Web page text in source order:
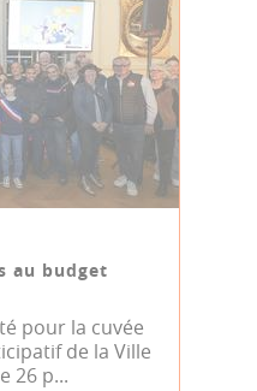
au budget
pour la cuvée
de la Ville
26 p...